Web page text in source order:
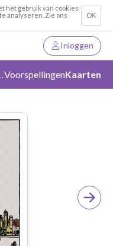
het gebruik van cookies
analyseren. Zie ons
OK
Inloggen
VoorspellingenKaarten